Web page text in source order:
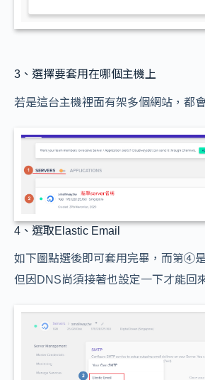
3、選擇要套用在哪個主機上
若是這台主機裡面有架多個網站，都
4、選取Elastic Email
如下圖點選後即可套用完畢，而第④
但因DNS尚須接著也設定一下才能回